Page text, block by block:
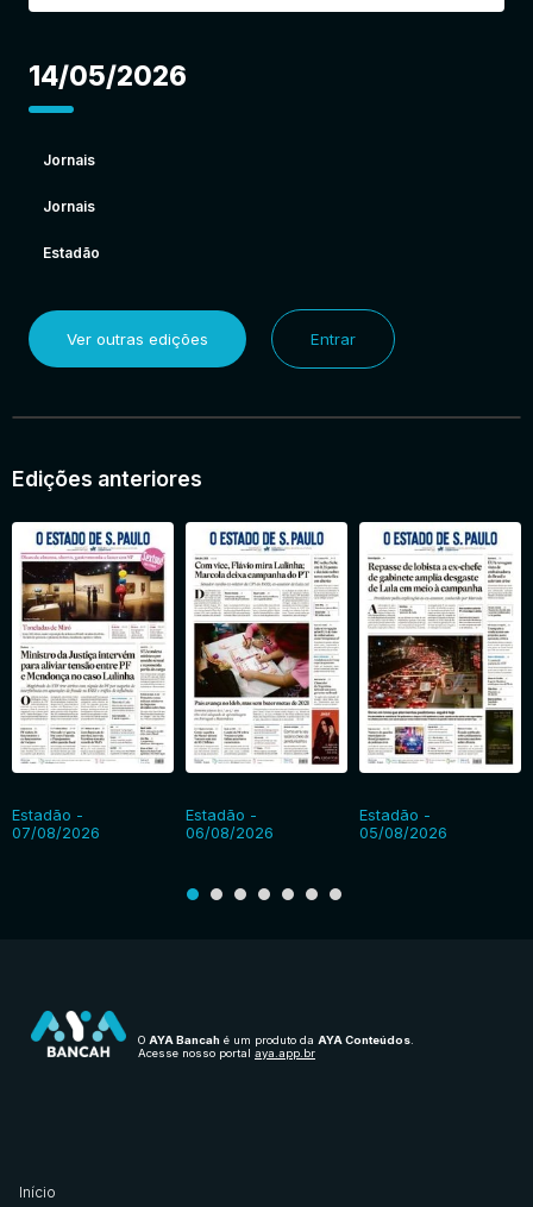
14/05/2026
Jornais
Jornais
Estadão
Ver outras edições Entrar
Edições anteriores
Estadão -
07/08/2026
Estadão -
06/08/2026
Estadão -
05/08/2026
O AYA Bancah é um produto da AYA Conteúdos.
Acesse nosso portal aya.app.br
Início